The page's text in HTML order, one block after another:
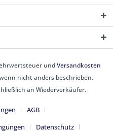
undVersandkosten
nicht anders beschrieben.
an Wiederverkäufer.
AGB
Datenschutz